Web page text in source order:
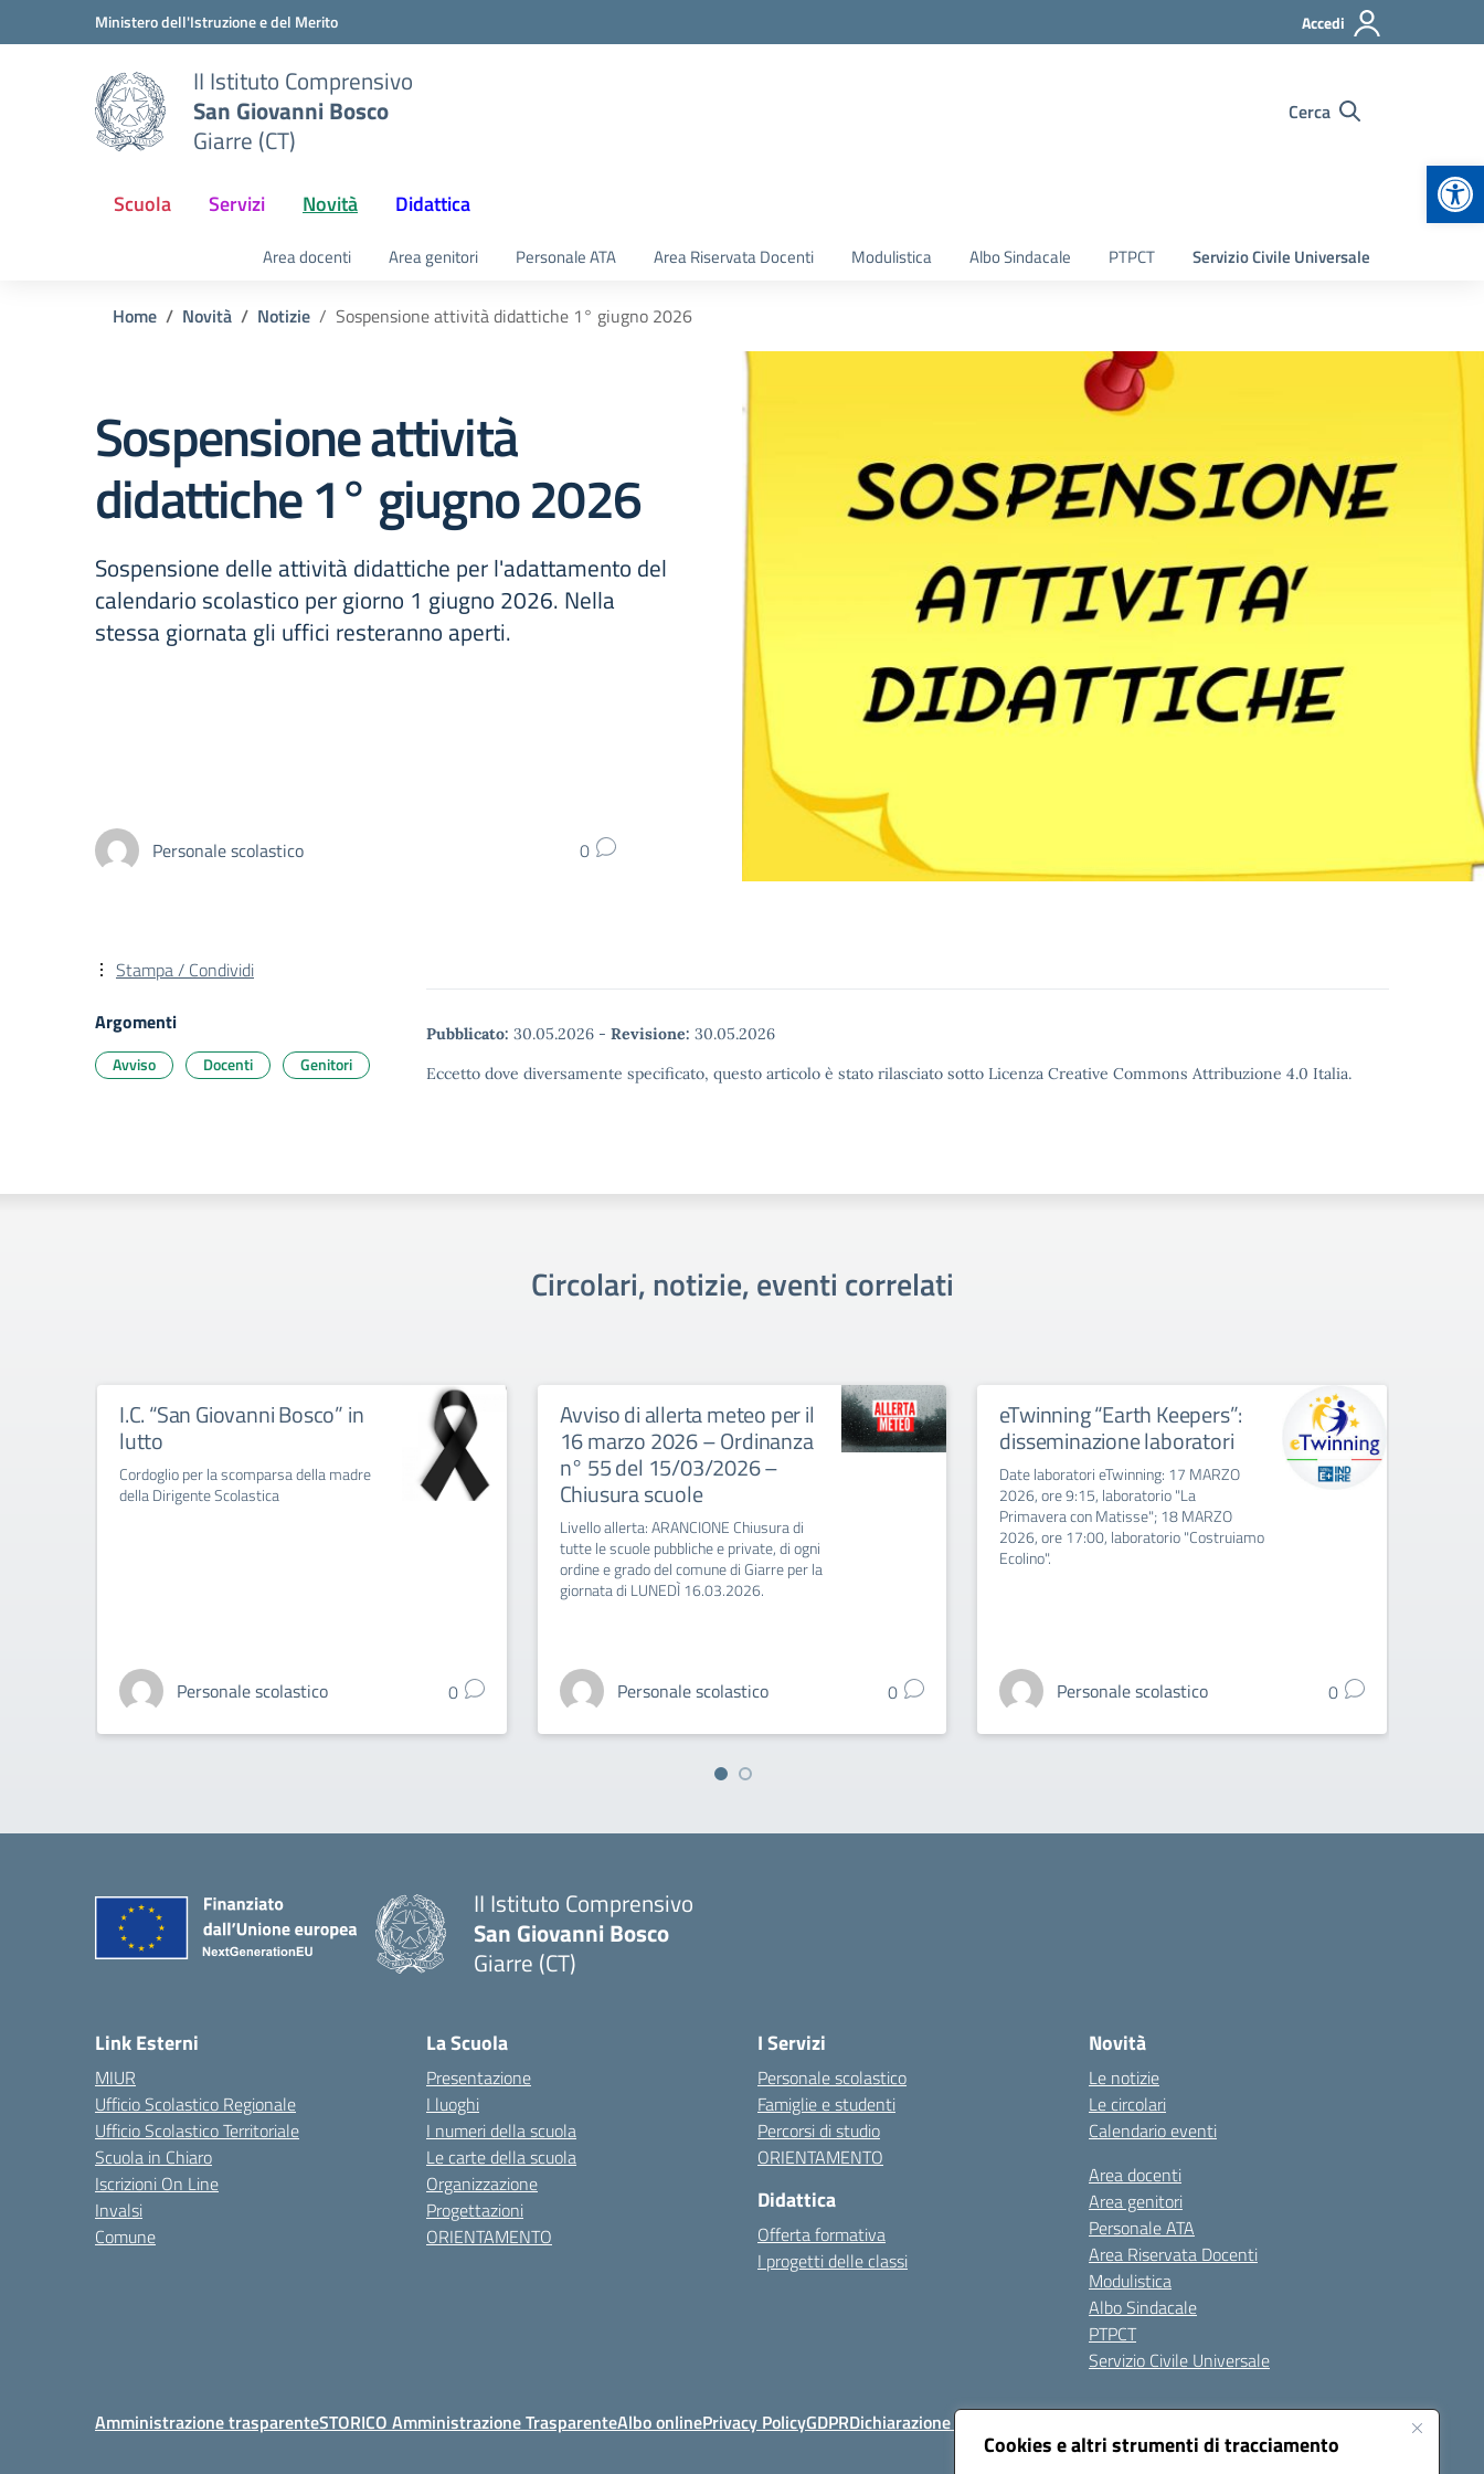
Cookies e altri strumenti di tracciamento
Vai ai contenuti
Vai al menu di navigazioneMinistero dell'Istruzione e del Merito Accedi
II Istituto Comprensivo
San Giovanni Bosco
Giarre (CT)
Cerca
Scuola Servizi Novità Didattica
Area docenti Area genitori Personale ATA Area Riservata Docenti Modulistica Albo Sindacale PTPCT Servizio Civile Universale
Home Novità Notizie Sospensione attività didattiche 1° giugno 2026
Sospensione attività
didattiche 1° giugno 2026
Sospensione delle attività didattiche per l'adattamento del
calendario scolastico per giorno 1 giugno 2026. Nella
stessa giornata gli uffici resteranno aperti.
Personale scolastico 0
Pubblicato: 30.05.2026 - Revisione: 30.05.2026
Eccetto dove diversamente specificato, questo articolo è stato rilasciato sotto Licenza Creative Commons Attribuzione 4.0 Italia.
Stampa / Condividi
Argomenti
Avviso Docenti Genitori
Circolari, notizie, eventi correlati
I.C. “San Giovanni Bosco” in
lutto
Cordoglio per la scomparsa della madre
della Dirigente Scolastica
Personale scolastico 0
Avviso di allerta meteo per il
16 marzo 2026 – Ordinanza
n° 55 del 15/03/2026 –
Chiusura scuole
Livello allerta: ARANCIONE Chiusura di
tutte le scuole pubbliche e private, di ogni
ordine e grado del comune di Giarre per la
giornata di LUNEDÌ 16.03.2026.
Personale scolastico 0
eTwinning “Earth Keepers”:
disseminazione laboratori
Date laboratori eTwinning: 17 MARZO
2026, ore 9:15, laboratorio "La
Primavera con Matisse"; 18 MARZO
2026, ore 17:00, laboratorio "Costruiamo
Ecolino".
Personale scolastico 0
II Istituto Comprensivo
San Giovanni Bosco
Giarre (CT)
Link Esterni
MIUR
Ufficio Scolastico Regionale
Ufficio Scolastico Territoriale
Scuola in Chiaro
Iscrizioni On Line
Invalsi
Comune
La Scuola
Presentazione
I luoghi
I numeri della scuola
Le carte della scuola
Organizzazione
Progettazioni
ORIENTAMENTO
I Servizi
Personale scolastico
Famiglie e studenti
Percorsi di studio
ORIENTAMENTO
Didattica
Offerta formativa
I progetti delle classi
Novità
Le notizie
Le circolari
Calendario eventi
Area docenti
Area genitori
Personale ATA
Area Riservata Docenti
Modulistica
Albo Sindacale
PTPCT
Servizio Civile Universale
Amministrazione trasparenteSTORICO Amministrazione TrasparenteAlbo onlinePrivacy PolicyGDPRDichiarazione di accessibilità